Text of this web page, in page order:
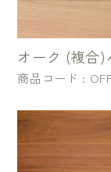
オーク (複合)
商品コード :